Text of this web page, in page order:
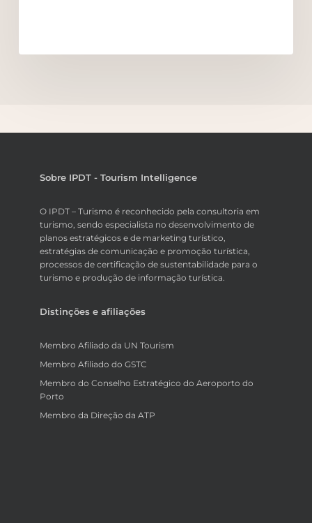
Sobre IPDT - Tourism Intelligence
O IPDT – Turismo é reconhecido pela consultoria em
turismo, sendo especialista no desenvolvimento de
planos estratégicos e de marketing turístico,
estratégias de comunicação e promoção turística,
processos de certificação de sustentabilidade para o
turismo e produção de informação turística.
Distinções e afiliações
Membro Afiliado da UN Tourism
Membro Afiliado do GSTC
Membro do Conselho Estratégico do Aeroporto do
Porto
Membro da Direção da ATP